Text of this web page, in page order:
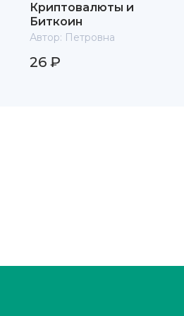
Криптовалюты и
Биткоин
Автор: Петровна
26 ₽